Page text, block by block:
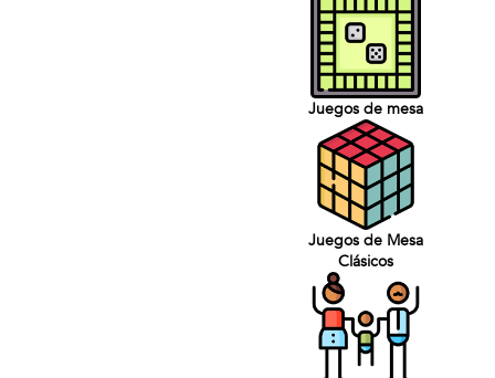
Juegos de mesa
Juegos de Mesa
Clásicos